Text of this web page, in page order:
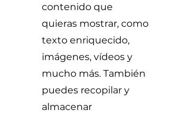
contenido que
quieras mostrar, como
texto enriquecido,
imágenes, vídeos y
mucho más. También
puedes recopilar y
almacenar